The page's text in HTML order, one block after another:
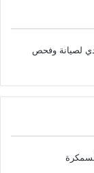
لصيانة وفحص